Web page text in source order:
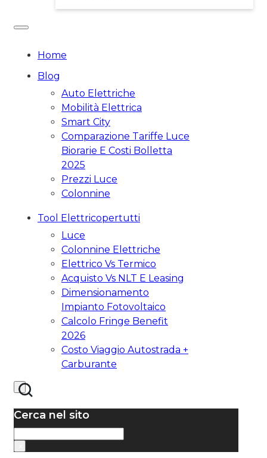
Home
Blog
Auto Elettriche
Mobilità Elettrica
Smart City
Comparazione Tariffe Luce
Biorarie E Costi Bolletta
2025
Prezzi Luce
Colonnine
Tool Elettricopertutti
Luce
Colonnine Elettriche
Elettrico Vs Termico
Acquisto Vs NLT E Leasing
Dimensionamento
Impianto Fotovoltaico
Calcolo Fringe Benefit
2026
Costo Viaggio Autostrada +
Carburante
Cerca nel sito